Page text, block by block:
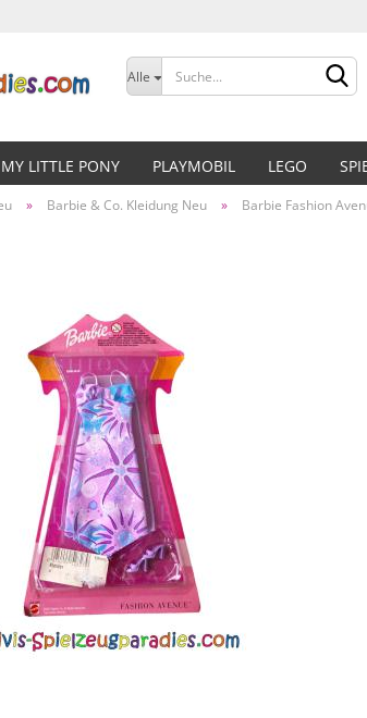
Sprache
Lieferland
Alle
MY LITTLE PONY PLAYMOBIL LEGO
» Barbie & Co. Kleidung Neu » Barbie Fashion